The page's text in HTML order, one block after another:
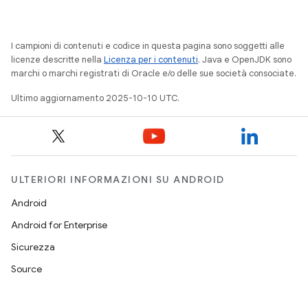
I campioni di contenuti e codice in questa pagina sono soggetti alle
licenze descritte nella Licenza per i contenuti. Java e OpenJDK sono
marchi o marchi registrati di Oracle e/o delle sue società consociate.
Ultimo aggiornamento 2025-10-10 UTC.
ULTERIORI INFORMAZIONI SU ANDROID
Android
Android for Enterprise
Sicurezza
Source